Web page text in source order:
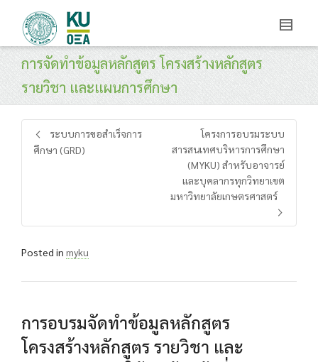
การจัดทำข้อมูลหลักสูตร โครงสร้างหลักสูตร
รายวิชา และแผนการศึกษา
ระบบการขอสำเร็จการ
ศึกษา (GRD)
โครงการอบรมระบบ
สารสนเทศบริหารการศึกษา
(MYKU) สำหรับอาจารย์
และบุคลากรทุกวิทยาเขต
มหาวิทยาลัยเกษตรศาสตร์
Posted in myku
การอบรมจัดทำข้อมูลหลักสูตร
โครงสร้างหลักสูตร รายวิชา และ